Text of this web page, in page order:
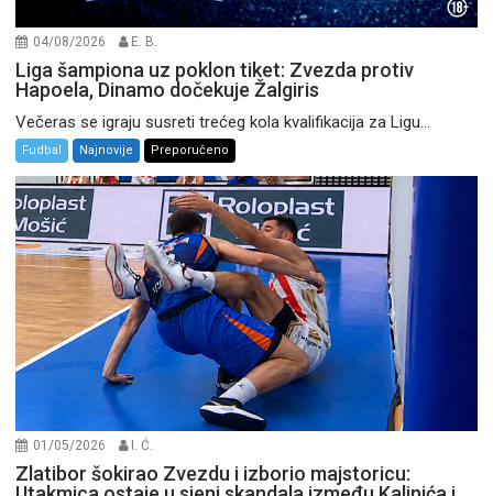
04/08/2026 E. B.
Liga šampiona uz poklon tiket: Zvezda protiv
Hapoela, Dinamo dočekuje Žalgiris
Večeras se igraju susreti trećeg kola kvalifikacija za Ligu...
Fudbal Najnovije Preporučeno
01/05/2026 I. Ć.
Zlatibor šokirao Zvezdu i izborio majstoricu: